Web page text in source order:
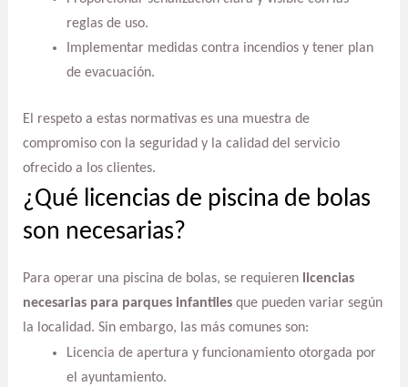
reglas de uso.
Implementar medidas contra incendios y tener plan
de evacuación.
El respeto a estas normativas es una muestra de
compromiso con la seguridad y la calidad del servicio
ofrecido a los clientes.
¿Qué licencias de piscina de bolas
son necesarias?
Para operar una piscina de bolas, se requieren licencias
necesarias para parques infantilesque pueden variar según
la localidad. Sin embargo, las más comunes son:
Licencia de apertura y funcionamiento otorgada por
el ayuntamiento.